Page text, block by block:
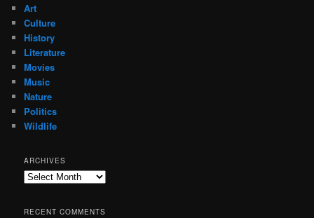
Art
Culture
History
Literature
Movies
Music
Nature
Politics
Wildlife
ARCHIVES
Archives
RECENT COMMENTS